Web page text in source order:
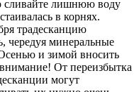
сливайте лишнюю воду
в корнях.
традесканцию
чередуя минеральные
и зимой вносить
От переизбытка
могут